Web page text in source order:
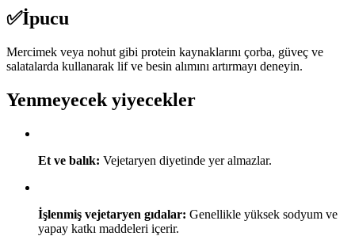
✅İpucu
Mercimek veya nohut gibi protein kaynaklarını çorba, güveç ve
salatalarda kullanarak lif ve besin alımını artırmayı deneyin.
Yenmeyecek yiyecekler
Et ve balık: Vejetaryen diyetinde yer almazlar.
İşlenmiş vejetaryen gıdalar: Genellikle yüksek sodyum ve
yapay katkı maddeleri içerir.